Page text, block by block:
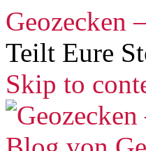
Geozecken
Teilt Eure
Skip to